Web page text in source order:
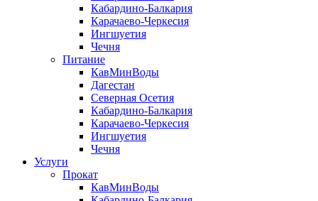
Кабардино-Балкария
Карачаево-Черкесия
Ингшуетия
Чечня
Питание
КавМинВоды
Дагестан
Северная Осетия
Кабардино-Балкария
Карачаево-Черкесия
Ингшуетия
Чечня
Услуги
Прокат
КавМинВоды